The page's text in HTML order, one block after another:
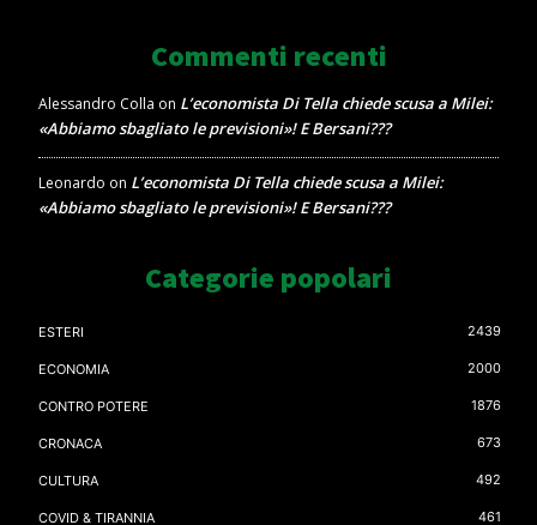
Commenti recenti
Alessandro Colla on L’economista Di Tella chiede scusa a Milei:
«Abbiamo sbagliato le previsioni»! E Bersani???
Leonardo on L’economista Di Tella chiede scusa a Milei:
«Abbiamo sbagliato le previsioni»! E Bersani???
Categorie popolari
ESTERI 2439
ECONOMIA 2000
CONTRO POTERE 1876
CRONACA 673
CULTURA 492
COVID & TIRANNIA 461